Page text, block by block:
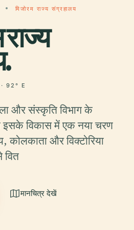
मिजोरम राज्य संग्रहालय
92° E
और संस्कृति विभाग के
विकास में एक नया चरण
कोलकाता और विक्टोरिया
वित
मानचित्र देखें